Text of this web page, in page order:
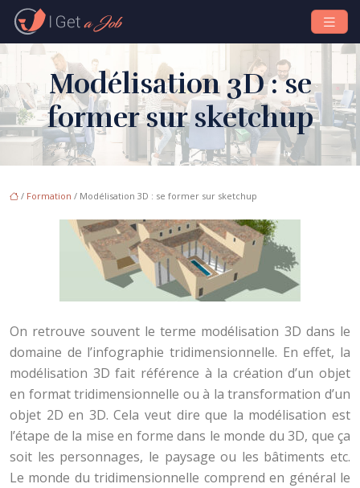
Modélisation 3D : se
former sur sketchup
/ Formation / Modélisation 3D : se former sur sketchup
On retrouve souvent le terme modélisation 3D dans le
domaine de l’infographie tridimensionnelle. En effet, la
modélisation 3D fait référence à la création d’un objet
en format tridimensionnelle ou à la transformation d’un
objet 2D en 3D. Cela veut dire que la modélisation est
l’étape de la mise en forme dans le monde du 3D, que ça
soit les personnages, le paysage ou les bâtiments etc.
Le monde du tridimensionnelle comprend en général le